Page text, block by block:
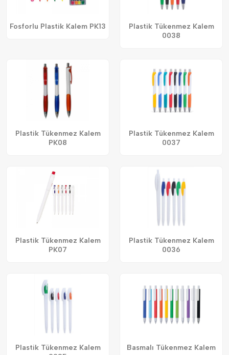
Fosforlu Plastik Kalem PK13
Plastik Tükenmez Kalem
0038
Plastik Tükenmez Kalem
PK08
Plastik Tükenmez Kalem
0037
Plastik Tükenmez Kalem
PK07
Plastik Tükenmez Kalem
0036
Plastik Tükenmez Kalem
Basmalı Tükenmez Kalem